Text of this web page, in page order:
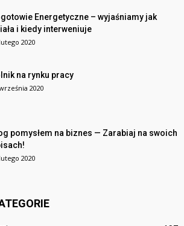
Energetyczne – wyjaśniamy jak
i kiedy interweniuje
2020
na rynku pracy
2020
pomysłem na biznes — Zarabiaj na swoich
2020